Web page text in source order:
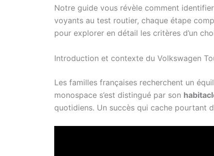
Notre guide vous révèle comment
voyants au test routier, chaque étape
pour explorer en détail les critères d’un
Introduction et contexte du Volkswagen
Les familles françaises recherchent un
monospace s’est distingué par son
quotidiens. Un succès qui cache pourtant